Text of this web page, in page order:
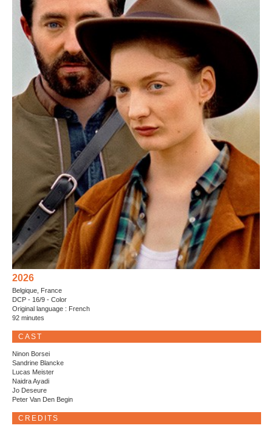
2026
Belgique, France
DCP - 16/9 - Color
Original language : French
92 minutes
CAST
Ninon Borsei
Sandrine Blancke
Lucas Meister
Naidra Ayadi
Jo Deseure
Peter Van Den Begin
CREDITS